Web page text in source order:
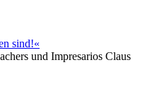
sind!«
und Impresarios Claus